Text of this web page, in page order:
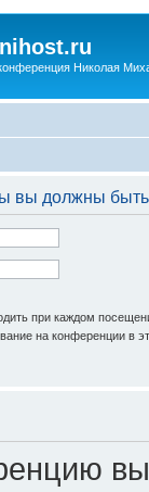
Николая
вы должны
при каждом
на конференции в